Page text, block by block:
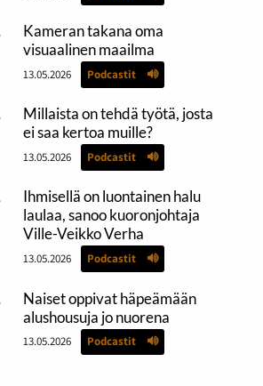
Kameran takana oma
visuaalinen maailma
13.05.2026 Podcastit
Millaista on tehdä työtä, josta
ei saa kertoa muille?
13.05.2026 Podcastit
Ihmisellä on luontainen halu
laulaa, sanoo kuoronjohtaja
Ville-Veikko Verha
13.05.2026 Podcastit
Naiset oppivat häpeämään
alushousuja jo nuorena
13.05.2026 Podcastit